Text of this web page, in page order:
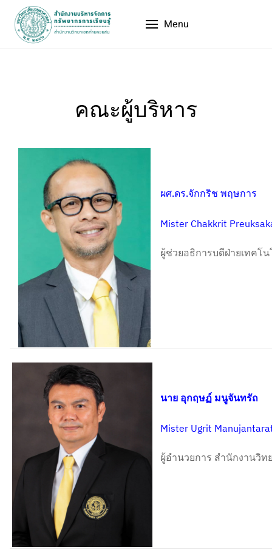
Menu
คณะผู้บริหาร
ผศ.ดร.จักกริช พฤษการ
Mister Chakkrit
ผู้ช่วยอธิการบดีฝ่ายเทคโ
นาย อุกฤษฏ์ มนูจันทรัถ
Mister Ugrit
ผู้อำนวยการ สำนักงานวิท